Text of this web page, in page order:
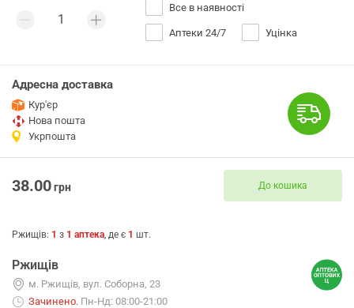
Все в наявності
Аптеки 24/7 Уцінка
Адресна доставка
Кур'єр
Нова пошта
Укрпошта
38.00грн До кошика
Ржищів: 1 з 1 аптека, де є 1 шт.
Ржищів
м. Ржищів, вул. Соборна, 23
Зачинено. Пн-Нд: 08:00-21:00